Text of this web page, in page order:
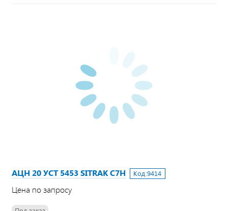
АЦН 20 УСТ 5453 SITRAK C7H Код:9414
Цена по запросу